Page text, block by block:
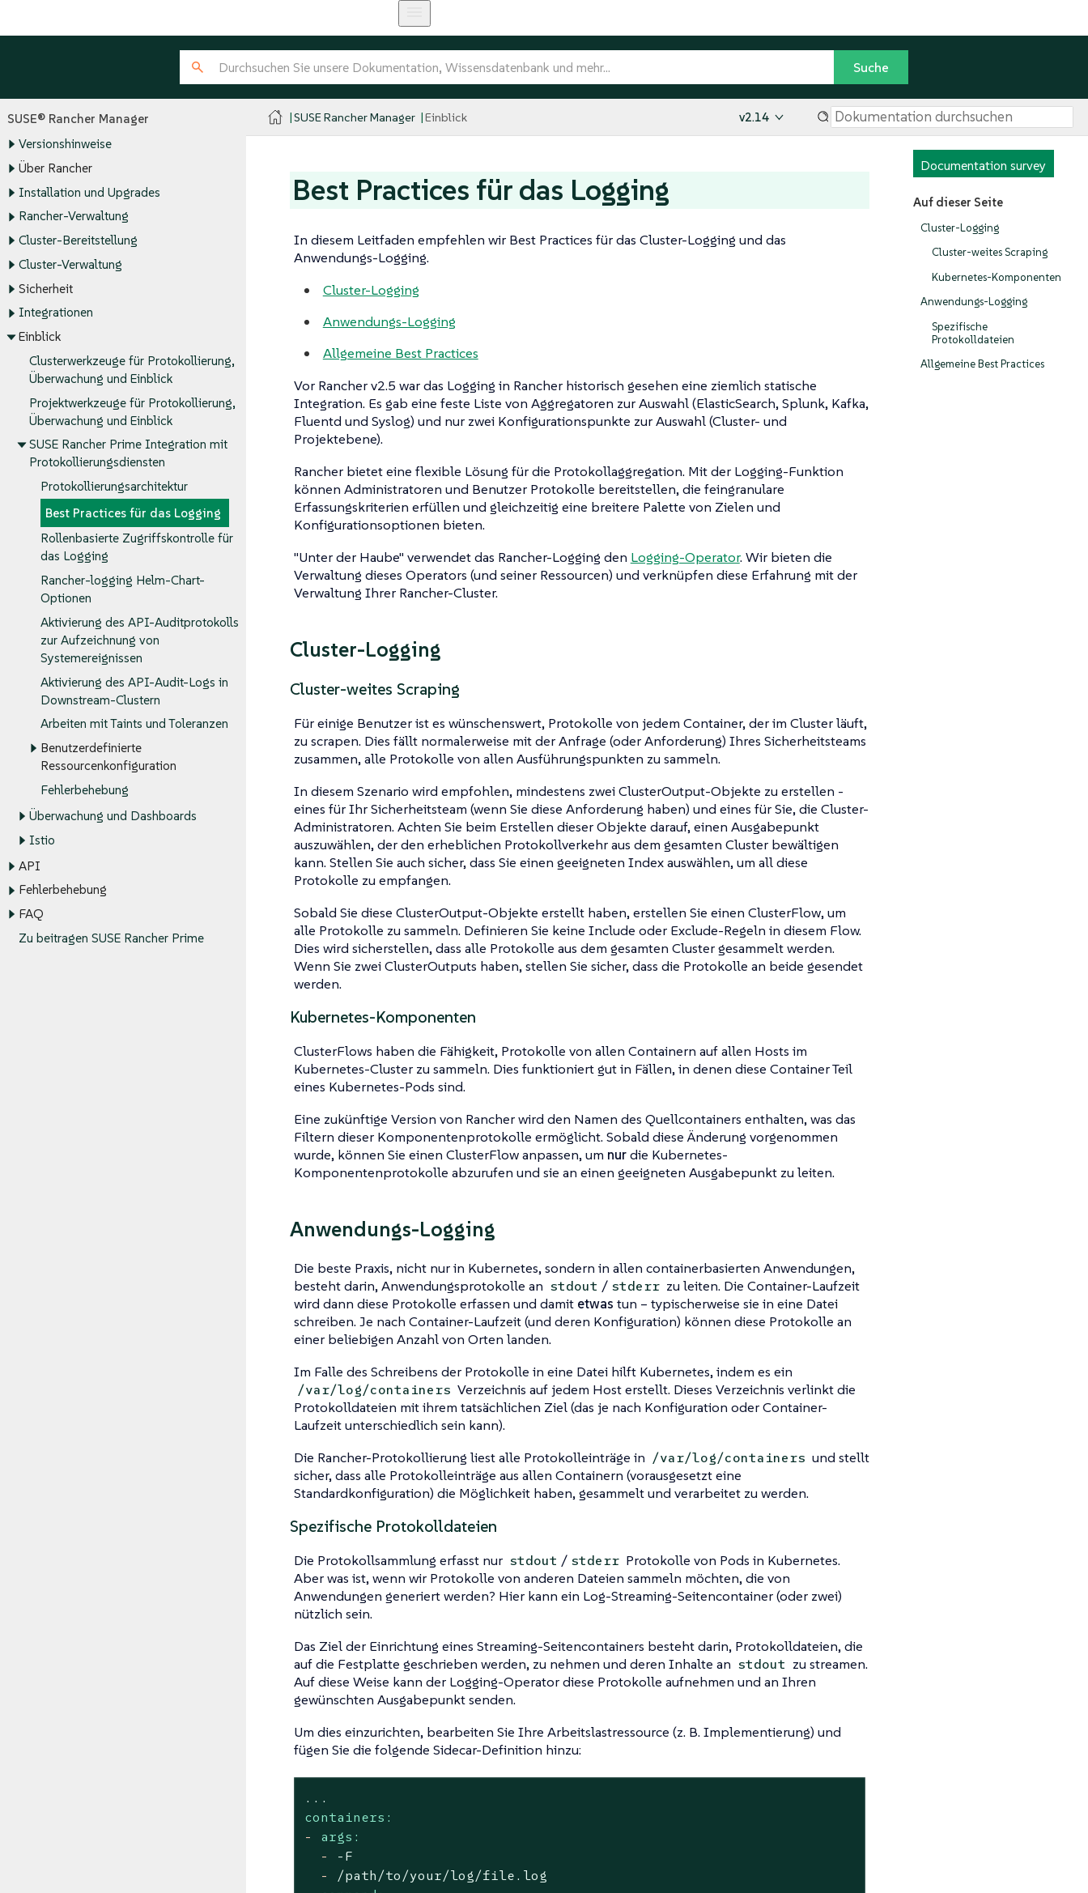
SUSE® Rancher Manager
Versionshinweise
Über Rancher
Installation und Upgrades
Rancher-Verwaltung
Cluster-Bereitstellung
Cluster-Verwaltung
Sicherheit
Integrationen
Einblick
Clusterwerkzeuge für Protokollierung,
Überwachung und Einblick
Projektwerkzeuge für Protokollierung,
Überwachung und Einblick
SUSE Rancher Prime Integration mit
Protokollierungsdiensten
Protokollierungsarchitektur
Best Practices für das Logging
Rollenbasierte Zugriffskontrolle für
das Logging
Rancher-logging Helm-Chart-
Optionen
Aktivierung des API-Auditprotokolls
zur Aufzeichnung von
Systemereignissen
Aktivierung des API-Audit-Logs in
Downstream-Clustern
Arbeiten mit Taints und Toleranzen
Benutzerdefinierte
Ressourcenkonfiguration
Fehlerbehebung
Überwachung und Dashboards
Istio
API
Fehlerbehebung
FAQ
Zu beitragen SUSE Rancher Prime
SUSE Rancher Manager Einblick v2.14
Documentation survey
Auf dieser Seite
Cluster-Logging
Cluster-weites Scraping
Kubernetes-Komponenten
Anwendungs-Logging
Spezifische
Protokolldateien
Allgemeine Best Practices
Best Practices für das Logging
In diesem Leitfaden empfehlen wir Best Practices für das Cluster-Logging und das
Anwendungs-Logging.
Cluster-Logging
Anwendungs-Logging
Allgemeine Best Practices
Vor Rancher v2.5 war das Logging in Rancher historisch gesehen eine ziemlich statische
Integration. Es gab eine feste Liste von Aggregatoren zur Auswahl (ElasticSearch, Splunk, Kafka,
Fluentd und Syslog) und nur zwei Konfigurationspunkte zur Auswahl (Cluster- und
Projektebene).
Rancher bietet eine flexible Lösung für die Protokollaggregation. Mit der Logging-Funktion
können Administratoren und Benutzer Protokolle bereitstellen, die feingranulare
Erfassungskriterien erfüllen und gleichzeitig eine breitere Palette von Zielen und
Konfigurationsoptionen bieten.
"Unter der Haube" verwendet das Rancher-Logging den Logging-Operator. Wir bieten die
Verwaltung dieses Operators (und seiner Ressourcen) und verknüpfen diese Erfahrung mit der
Verwaltung Ihrer Rancher-Cluster.
Cluster-Logging
Cluster-weites Scraping
Für einige Benutzer ist es wünschenswert, Protokolle von jedem Container, der im Cluster läuft,
zu scrapen. Dies fällt normalerweise mit der Anfrage (oder Anforderung) Ihres Sicherheitsteams
zusammen, alle Protokolle von allen Ausführungspunkten zu sammeln.
In diesem Szenario wird empfohlen, mindestens zweiClusterOutput-Objekte zu erstellen -
eines für Ihr Sicherheitsteam (wenn Sie diese Anforderung haben) und eines für Sie, die Cluster-
Administratoren. Achten Sie beim Erstellen dieser Objekte darauf, einen Ausgabepunkt
auszuwählen, der den erheblichen Protokollverkehr aus dem gesamten Cluster bewältigen
kann. Stellen Sie auch sicher, dass Sie einen geeigneten Index auswählen, um all diese
Protokolle zu empfangen.
Sobald Sie diese ClusterOutput-Objekte erstellt haben, erstellen Sie einen ClusterFlow, um
alle Protokolle zu sammeln. Definieren Sie keine Include oder Exclude-Regeln in diesem Flow.
Dies wird sicherstellen, dass alle Protokolle aus dem gesamten Cluster gesammelt werden.
Wenn Sie zweiClusterOutputs haben, stellen Sie sicher, dass die Protokolle an beide gesendet
werden.
Kubernetes-Komponenten
ClusterFlows haben die Fähigkeit, Protokolle von allen Containern auf allen Hosts im
Kubernetes-Cluster zu sammeln. Dies funktioniert gut in Fällen, in denen diese Container Teil
eines Kubernetes-Pods sind.
Eine zukünftige Version von Rancher wird den Namen des Quellcontainers enthalten, was das
Filtern dieser Komponentenprotokolle ermöglicht. Sobald diese Änderung vorgenommen
wurde, können Sie einen ClusterFlowanpassen, um nurdie Kubernetes-
Komponentenprotokolle abzurufen und sie an einen geeigneten Ausgabepunkt zu leiten.
Anwendungs-Logging
Die beste Praxis, nicht nur in Kubernetes, sondern in allen containerbasierten Anwendungen,
besteht darin, Anwendungsprotokolle an stdout / stderr zu leiten. Die Container-Laufzeit
wird dann diese Protokolle erfassen und damit etwas tun – typischerweise sie in eine Datei
schreiben. Je nach Container-Laufzeit (und deren Konfiguration) können diese Protokolle an
einer beliebigen Anzahl von Orten landen.
Im Falle des Schreibens der Protokolle in eine Datei hilft Kubernetes, indem es ein
/var/log/containers Verzeichnis auf jedem Host erstellt. Dieses Verzeichnis verlinkt die
Protokolldateien mit ihrem tatsächlichen Ziel (das je nach Konfiguration oder Container-
Laufzeit unterschiedlich sein kann).
Die Rancher-Protokollierung liest alle Protokolleinträge in /var/log/containers und stellt
sicher, dass alle Protokolleinträge aus allen Containern (vorausgesetzt eine
Standardkonfiguration) die Möglichkeit haben, gesammelt und verarbeitet zu werden.
Spezifische Protokolldateien
Die Protokollsammlung erfasst nur stdout / stderr Protokolle von Pods in Kubernetes.
Aber was ist, wenn wir Protokolle von anderen Dateien sammeln möchten, die von
Anwendungen generiert werden? Hier kann ein Log-Streaming-Seitencontainer (oder zwei)
nützlich sein.
Das Ziel der Einrichtung eines Streaming-Seitencontainers besteht darin, Protokolldateien, die
auf die Festplatte geschrieben werden, zu nehmen und deren Inhalte an stdout zu streamen.
Auf diese Weise kann der Logging-Operator diese Protokolle aufnehmen und an Ihren
gewünschten Ausgabepunkt senden.
Um dies einzurichten, bearbeiten Sie Ihre Arbeitslastressource (z. B. Implementierung) und
fügen Sie die folgende Sidecar-Definition hinzu:
...
containers:
-
args:
-
-F
-
/path/to/your/log/file.log